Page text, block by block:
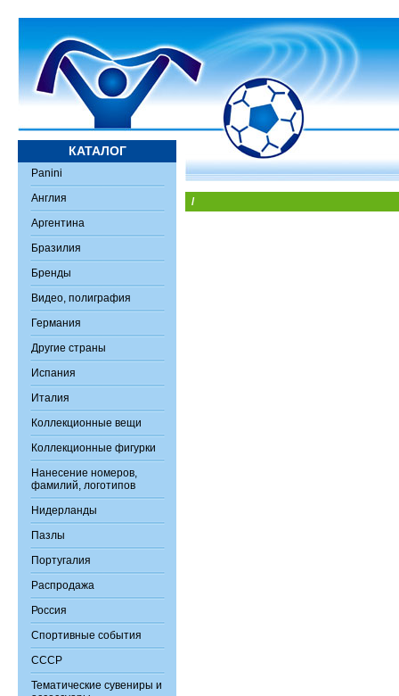
КАТАЛОГ
Panini
Англия
Аргентина
Бразилия
Бренды
Видео, полиграфия
Германия
Другие страны
Испания
Италия
Коллекционные вещи
Коллекционные фигурки
Нанесение номеров,
фамилий, логотипов
Нидерланды
Пазлы
Португалия
Распродажа
Россия
Спортивные события
СССР
Тематические сувениры и
/